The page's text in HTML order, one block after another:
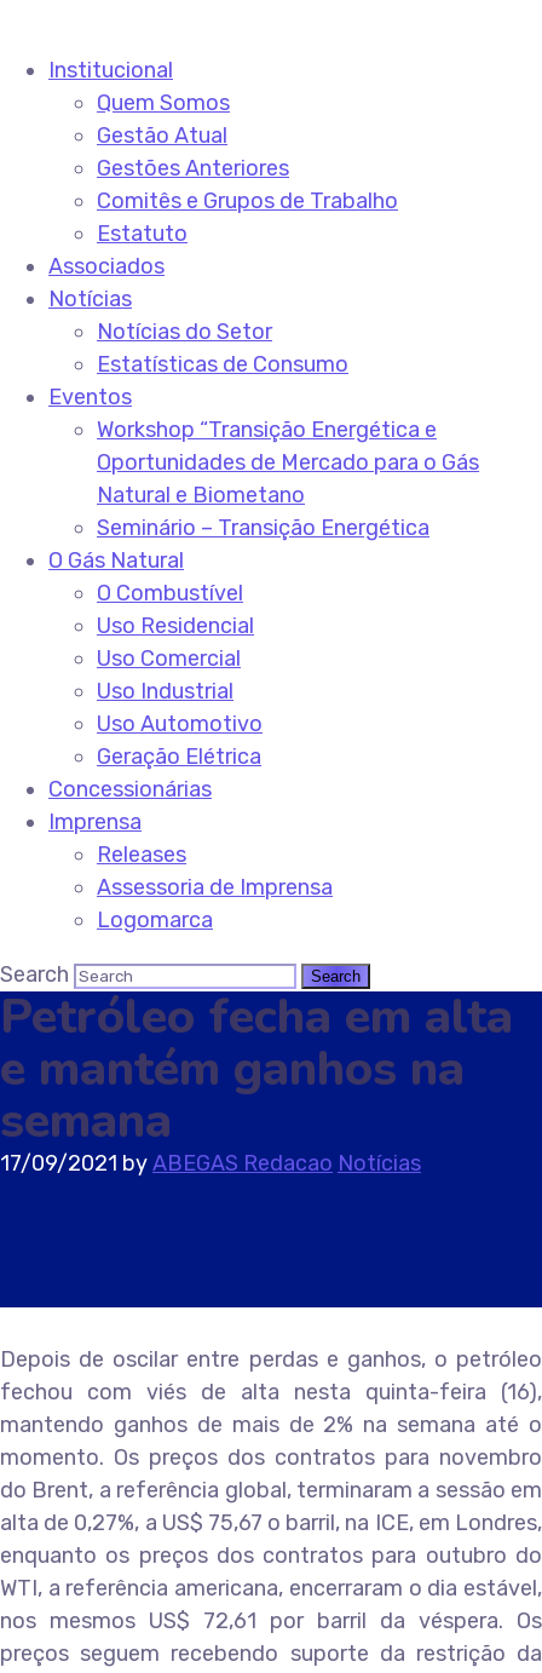
Institucional
Quem Somos
Gestão Atual
Gestões Anteriores
Comitês e Grupos de Trabalho
Estatuto
Associados
Notícias
Notícias do Setor
Estatísticas de Consumo
Eventos
Workshop “Transição Energética e
Oportunidades de Mercado para o Gás
Natural e Biometano
Seminário – Transição Energética
O Gás Natural
O Combustível
Uso Residencial
Uso Comercial
Uso Industrial
Uso Automotivo
Geração Elétrica
Concessionárias
Imprensa
Releases
Assessoria de Imprensa
Logomarca
Search
Petróleo fecha em alta
e mantém ganhos na
semana
17/09/2021 byABEGAS Redacao Notícias
Depois de oscilar entre perdas e ganhos, o petróleo
fechou com viés de alta nesta quinta-feira (16),
mantendo ganhos de mais de 2% na semana até o
momento. Os preços dos contratos para novembro
do Brent, a referência global, terminaram a sessão em
alta de 0,27%, a US$ 75,67 o barril, na ICE, em Londres,
enquanto os preços dos contratos para outubro do
WTI, a referência americana, encerraram o dia estável,
nos mesmos US$ 72,61 por barril da véspera. Os
preços seguem recebendo suporte da restrição da